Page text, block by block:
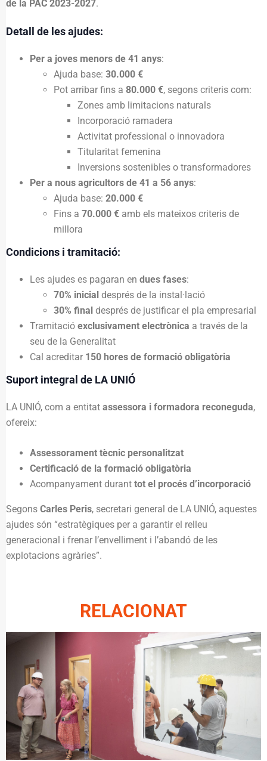
de la PAC 2023-2027.
Detall de les ajudes:
Per a joves menors de 41 anys:
Ajuda base: 30.000 €
Pot arribar fins a 80.000 €, segons criteris com:
Zones amb limitacions naturals
Incorporació ramadera
Activitat professional o innovadora
Titularitat femenina
Inversions sostenibles o transformadores
Per a nous agricultors de 41 a 56 anys:
Ajuda base: 20.000 €
Fins a 70.000 € amb els mateixos criteris de
millora
Condicions i tramitació:
Les ajudes es pagaran en dues fases:
70% inicial després de la instal·lació
30% final després de justificar el pla empresarial
Tramitació exclusivament electrònica a través de la
seu de la Generalitat
Cal acreditar 150 hores de formació obligatòria
Suport integral de LA UNIÓ
LA UNIÓ, com a entitat assessora i formadora reconeguda,
ofereix:
Assessorament tècnic personalitzat
Certificació de la formació obligatòria
Acompanyament durant tot el procés d’incorporació
Segons Carles Peris, secretari general de LA UNIÓ, aquestes
ajudes són “estratègiques per a garantir el relleu
generacional i frenar l’envelliment i l’abandó de les
explotacions agràries”.
RELACIONAT